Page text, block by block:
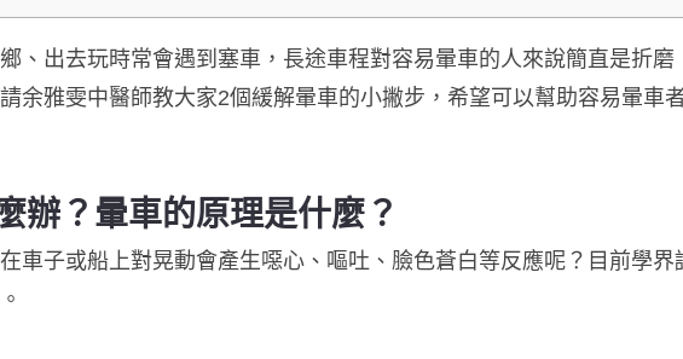
、出去玩時常會遇到塞車，長途車程對容易暈車的人來說簡直是折
余雅雯中醫師教大家2個緩解暈車的小撇步，希望可以幫助容易暈車
辦？暈車的原理是什麼？
車子或船上對晃動會產生噁心、嘔吐、臉色蒼白等反應呢？目前學